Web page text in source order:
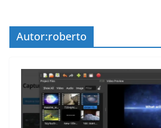
Autor:roberto